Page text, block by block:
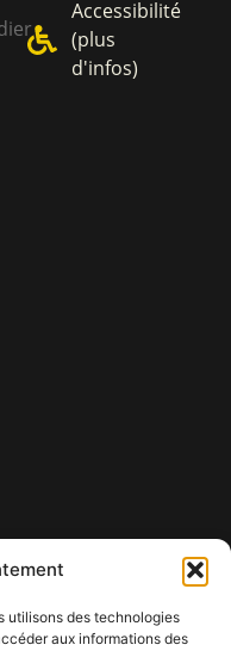
utilisons des technologies
aux informations des
Accessibilité
(plus
d'infos)